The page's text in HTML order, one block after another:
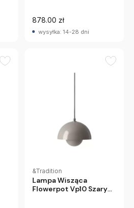
878.00 zł
wysyłka: 14-28 dni
&Tradition
Lampa Wisząca
Flowerpot Vp10 Szary